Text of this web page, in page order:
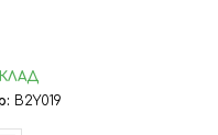
B2Y019